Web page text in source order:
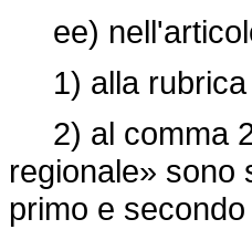
ee)
1) alla rubrica
2) al comma
regionale» sono
primo e